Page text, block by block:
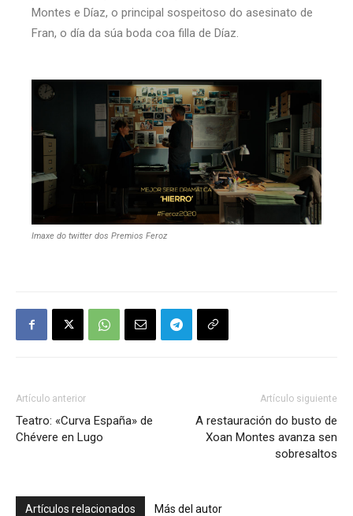
Montes e Díaz, o principal sospeitoso do asesinato de
Fran, o día da súa boda coa filla de Díaz.
Imaxe do twitter dos Premios Feroz
Artículo anterior
Teatro: «Curva España» de
Chévere en Lugo
Artículo siguiente
A restauración do busto de
Xoan Montes avanza sen
sobresaltos
Artículos relacionados Más del autor